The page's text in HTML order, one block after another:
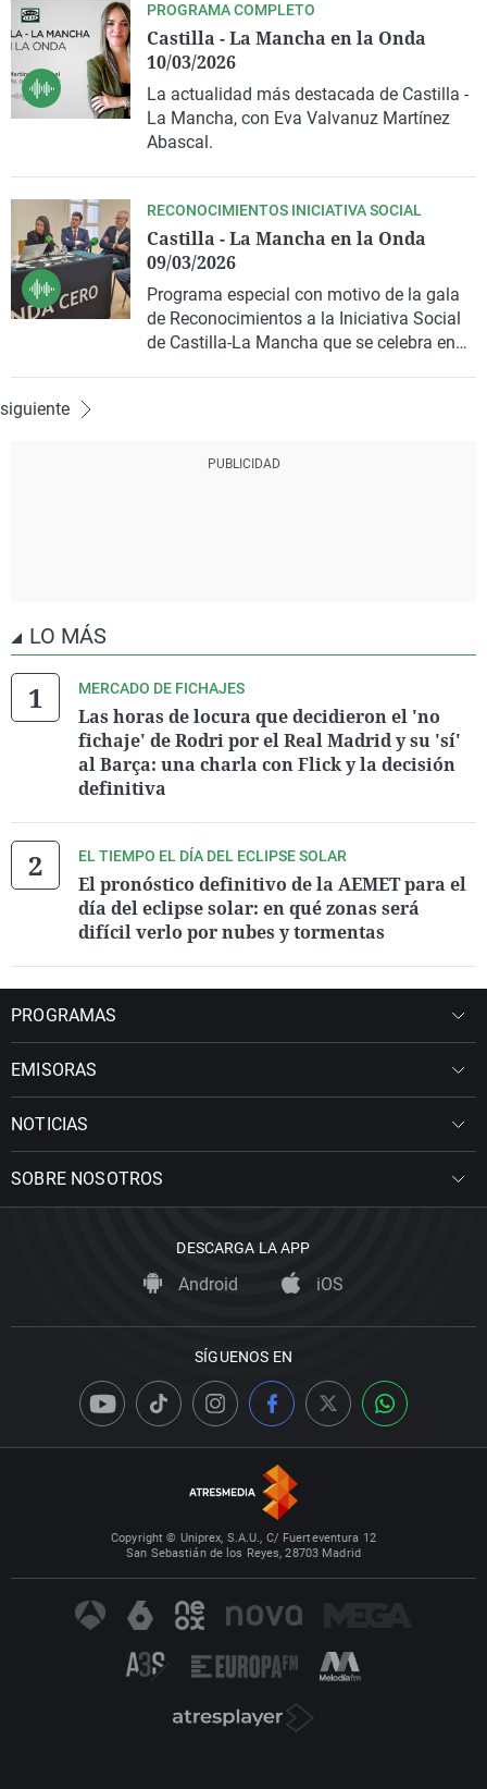
PROGRAMA COMPLETO
Castilla - La Mancha en la Onda
10/03/2026
La actualidad más destacada de Castilla -
La Mancha, con Eva Valvanuz Martínez
Abascal.
RECONOCIMIENTOS INICIATIVA SOCIAL
Castilla - La Mancha en la Onda
09/03/2026
Programa especial con motivo de la gala
de Reconocimientos a la Iniciativa Social
de Castilla-La Mancha que se celebra en
siguiente
LO MÁS
MERCADO DE FICHAJES
Las horas de locura que decidieron el 'no
fichaje' de Rodri por el Real Madrid y su 'sí'
al Barça: una charla con Flick y la decisión
definitiva
EL TIEMPO EL DÍA DEL ECLIPSE SOLAR
El pronóstico definitivo de la AEMET para el
día del eclipse solar: en qué zonas será
difícil verlo por nubes y tormentas
PROGRAMAS
EMISORAS
NOTICIAS
SOBRE NOSOTROS
DESCARGA LA APP
Android iOS
SÍGUENOS EN
Copyright © Uniprex, S.A.U., C/ Fuerteventura 12
San Sebastián de los Reyes, 28703 Madrid